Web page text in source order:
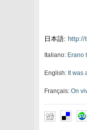
日本語: http://
Italiano: Erano
English: It was
Français: On